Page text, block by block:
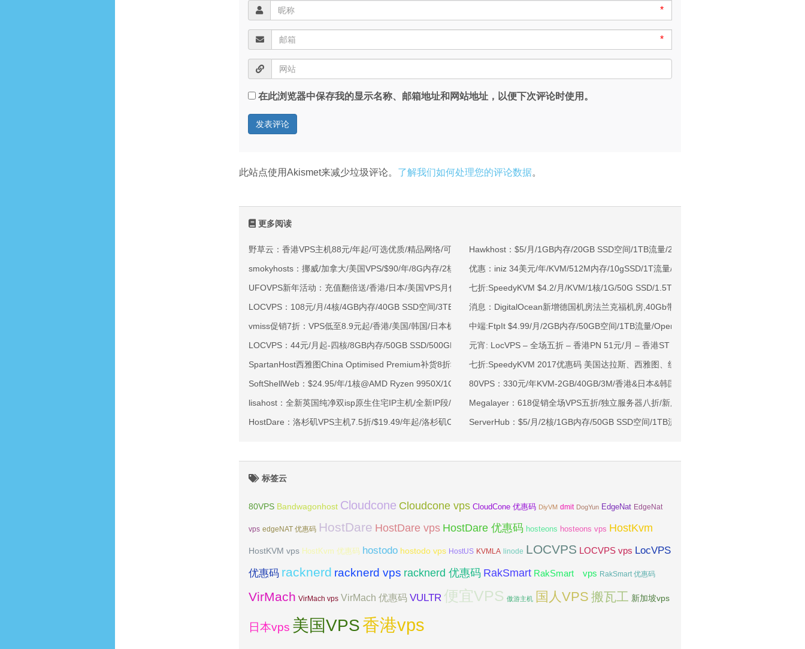
*
*
在此浏览器中保存我的显示名称、邮箱地址和网站地址，以便下次评论时使用。
此站点使用Akismet来减少垃圾评论。 了解我们如何处理您的评论数据。
更多阅读
野草云：香港VPS主机88元/年起/可选优质/精品网络/可选100M不限流量/免费CNIX/支持主流AI访问
smokyhosts：挪威/加拿大/美国VPS/$90/年/8G内存/2核/80gNVMe/4T流量
UFOVPS新年活动：充值翻倍送/香港/日本/美国VPS月付9.5折年付8折起/新用户下单送30元
LOCVPS：108元/月/4核/4GB内存/40GB SSD空间/3TB流量/750Mbps-1Gbps端口/KVM/深港IX/双端独立IP/香港原生IP
vmiss促销7折：VPS低至8.9元起/香港/美国/韩国/日本机房/可选CN2 GIA/AS9929/CMIN2/软银等线路
LOCVPS：44元/月起-四核/8GB内存/50GB SSD/500GB@40Mbps/香港标准区/国内优化网络
SpartanHost西雅图China Optimised Premium补货8折$19.2/月起-四核AMD Ryzen7950x/4GB/100GB NVMe/5TB@10Gbps/免费DDoS防御
SoftShellWeb：$24.95/年/1核@AMD Ryzen 9950X/1GB内存/20GB NVMe空间/6TB流量/10Gbps端口/KVM/洛杉矶
lisahost：全新英国纯净双isp原生住宅IP主机/全新IP段/全新宿主机/9折月付61元起
HostDare：洛杉矶VPS主机7.5折/$19.49/年起/洛杉矶CN2 GIA/日本/保加利亚VPS九折
Hawkhost：$5/月/1GB内存/20GB SSD空间/1TB流量/200Mbps端口/KVM/香港leaseweb/
优惠：iniz 34美元/年/KVM/512M内存/10gSSD/1T流量/Voxility提供ddos保护
七折:SpeedyKVM $4.2/月/KVM/1核/1G/50G SSD/1.5T/1Gbps 达拉斯
消息：DigitalOcean新增德国机房法兰克福机房,40Gb带宽,支持IPv6
中端:FtpIt $4.99/月/2GB内存/50GB空间/1TB流量/OpenVZ/洛杉矶
元宵: LocVPS – 全场五折 – 香港PN 51元/月 – 香港ST 67元/月
七折:SpeedyKVM 2017优惠码 美国达拉斯、西雅图、纽约三机房
80VPS：330元/年KVM-2GB/40GB/3M/香港&日本&韩国等机房
Megalayer：618促销全场VPS五折/独立服务器八折/新用户注册送10美元
ServerHub：$5/月/2核/1GB内存/50GB SSD空间/1TB流量/10Gbps端口/KVM/洛杉矶/凤凰
标签云
80VPS Bandwagonhost Cloudcone Cloudcone vps CloudCone 优惠码 DiyVM dmit DogYun EdgeNat EdgeNat
vps edgeNAT 优惠码 HostDare HostDare vps HostDare 优惠码 hosteons hosteons vps HostKvm
HostKVM vps HostKvm 优惠码 hostodo hostodo vps HostUS KVMLA linode LOCVPS LOCVPS vps LocVPS
优惠码 racknerd racknerd vps racknerd 优惠码 RakSmart RakSmart vps RakSmart 优惠码
VirMach VirMach vps VirMach 优惠码 VULTR 便宜VPS 傲游主机 国人VPS 搬瓦工 新加坡vps
日本vps 美国VPS香港vps